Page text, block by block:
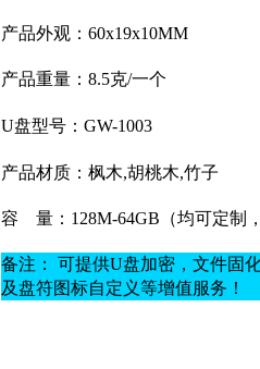
产品外观：60x19x10MM
产品重量：8.5克/一个
U盘型号：GW-1003
产品材质： 枫木,胡桃木,竹子
容 量：128M-64GB（均可定制
备注： 可提供U盘加密，文件固
及盘符图标自定义等增值服务！